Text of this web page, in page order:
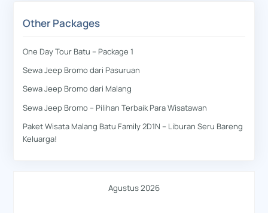
Other Packages
One Day Tour Batu – Package 1
Sewa Jeep Bromo dari Pasuruan
Sewa Jeep Bromo dari Malang
Sewa Jeep Bromo – Pilihan Terbaik Para Wisatawan
Paket Wisata Malang Batu Family 2D1N – Liburan Seru Bareng
Keluarga!
Agustus 2026